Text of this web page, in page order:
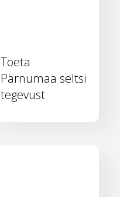
Toeta
Pärnumaa seltsi
tegevust